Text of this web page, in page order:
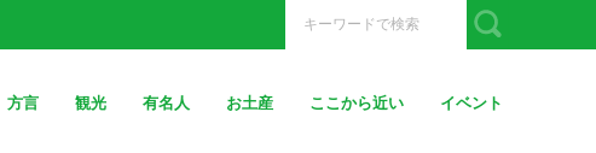
方言 観光 有名人 お土産 ここから近い イベント